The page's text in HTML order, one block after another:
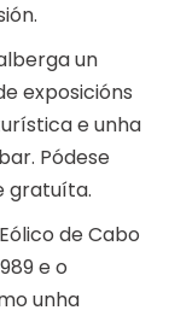
un
exposicións
e unha
Pódese
gratuíta.
de Cabo
e o
unha